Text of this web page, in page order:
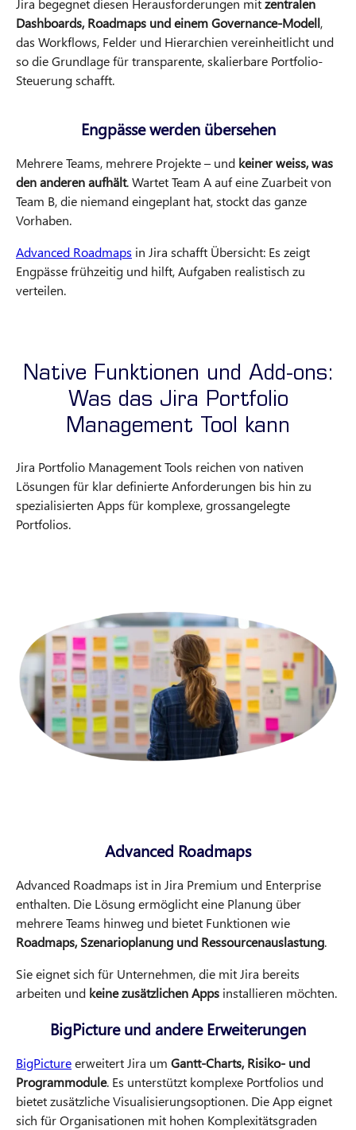
Jira begegnet diesen Herausforderungen mitzentralen
Dashboards, Roadmaps und einem Governance-Modell,
das Workflows, Felder und Hierarchien vereinheitlicht und
so die Grundlage für transparente, skalierbare Portfolio-
Steuerung schafft.
Engpässe werden übersehen
Mehrere Teams, mehrere Projekte – und keiner weiss, was
den anderen aufhält. Wartet Team A auf eine Zuarbeit von
Team B, die niemand eingeplant hat, stockt das ganze
Vorhaben.
Advanced Roadmaps in Jira schafft Übersicht: Es zeigt
Engpässe frühzeitig und hilft, Aufgaben realistisch zu
verteilen.
Native Funktionen und Add-ons:
Was das Jira Portfolio
Management Tool kann
Jira Portfolio Management Tools reichen von nativen
Lösungen für klar definierte Anforderungen bis hin zu
spezialisierten Apps für komplexe, grossangelegte
Portfolios.
Advanced Roadmaps
Advanced Roadmaps ist in Jira Premium und Enterprise
enthalten. Die Lösung ermöglicht eine Planung über
mehrere Teams hinweg und bietet Funktionen wie
Roadmaps, Szenarioplanung und Ressourcenauslastung.
Sie eignet sich für Unternehmen, die mit Jira bereits
arbeiten und keine zusätzlichen Apps installieren möchten.
BigPicture und andere Erweiterungen
BigPictureerweitert Jira um Gantt-Charts, Risiko- und
Programmodule. Es unterstützt komplexe Portfolios und
bietet zusätzliche Visualisierungsoptionen. Die App eignet
sich für Organisationen mit hohen Komplexitätsgraden